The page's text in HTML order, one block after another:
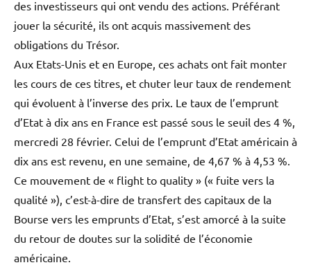
des investisseurs qui ont vendu des actions. Préférant
jouer la sécurité, ils ont acquis massivement des
obligations du Trésor.
Aux Etats-Unis et en Europe, ces achats ont fait monter
les cours de ces titres, et chuter leur taux de rendement
qui évoluent à l’inverse des prix. Le taux de l’emprunt
d’Etat à dix ans en France est passé sous le seuil des 4 %,
mercredi 28 février. Celui de l’emprunt d’Etat américain à
dix ans est revenu, en une semaine, de 4,67 % à 4,53 %.
Ce mouvement de « flight to quality » (« fuite vers la
qualité »), c’est-à-dire de transfert des capitaux de la
Bourse vers les emprunts d’Etat, s’est amorcé à la suite
du retour de doutes sur la solidité de l’économie
américaine.